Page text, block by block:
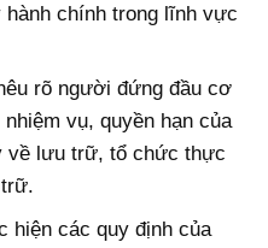
chính trong lĩnh vực
rõ người đứng đầu cơ
vụ, quyền hạn của
về lưu trữ, tổ chức thực
hiện các quy định của